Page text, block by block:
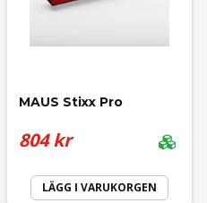
email
Ja, ni får publicera min fråga
MAUS Stixx Pro
804 kr
LÄGG I VARUKORGEN